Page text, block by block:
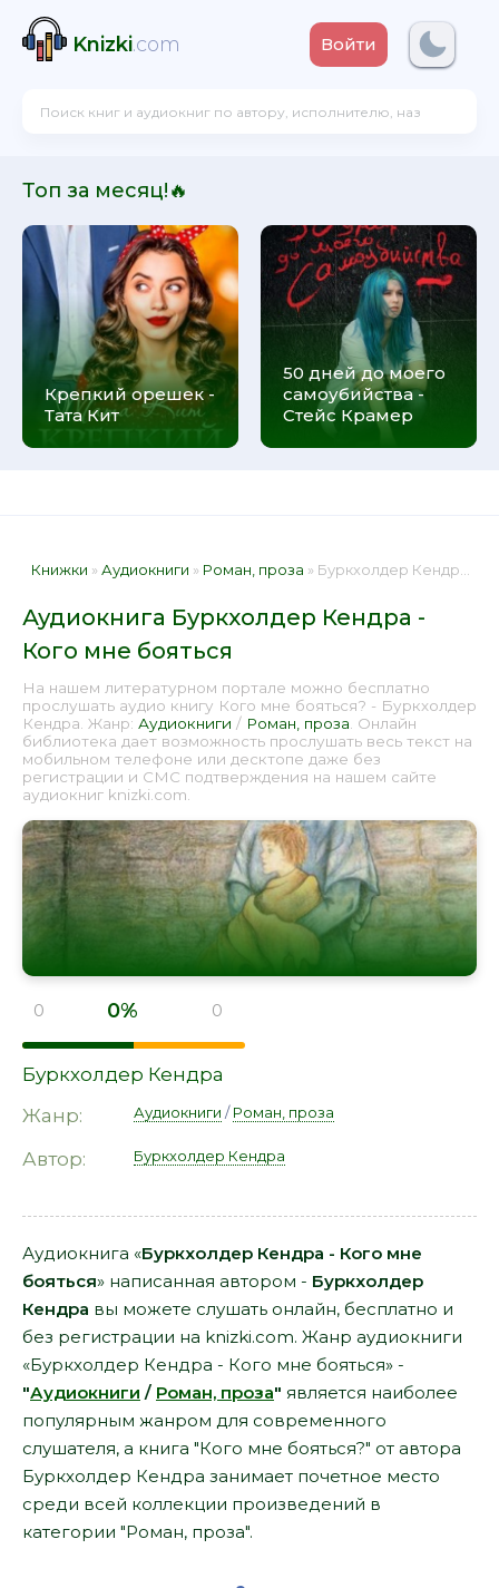
Knizki.com Войти
Топ за месяц!🔥
Крепкий орешек -
Тата Кит
50 дней до моего
самоубийства -
Стейс Крамер
Книжки »Аудиокниги » Роман, проза » Буркхолдер Кендра - Кого мне бояться 📕 - Книга онлайн бесплатно
Аудиокнига Буркхолдер Кендра -
Кого мне бояться
На нашем литературном портале можно бесплатно
прослушать аудио книгу Кого мне бояться? - Буркхолдер
Кендра. Жанр: Аудиокниги / Роман, проза . Онлайн
библиотека дает возможность прослушать весь текст на
мобильном телефоне или десктопе даже без
регистрации и СМС подтверждения на нашем сайте
аудиокниг knizki.com.
0 0% 0
Буркхолдер Кендра
Жанр:
Аудиокниги /Роман, проза
Автор: Буркхолдер Кендра
Аудиокнига «Буркхолдер Кендра - Кого мне
бояться» написанная автором - Буркхолдер
Кендра вы можете слушать онлайн, бесплатно и
без регистрации на knizki.com. Жанр аудиокниги
«Буркхолдер Кендра - Кого мне бояться» -
"Аудиокниги / Роман, проза" является наиболее
популярным жанром для современного
слушателя, а книга "Кого мне бояться?" от автора
Буркхолдер Кендра занимает почетное место
среди всей коллекции произведений в
категории "Роман, проза".